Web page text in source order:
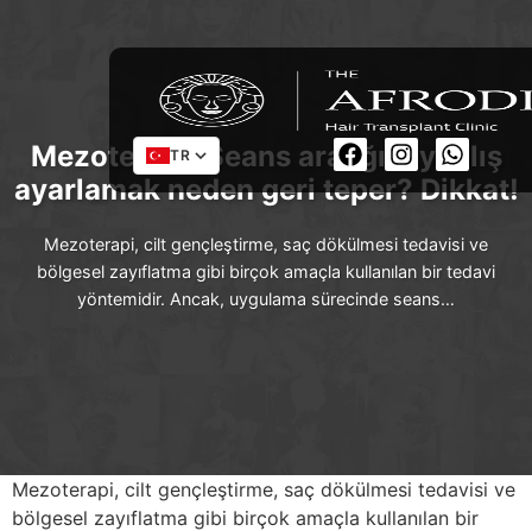
TR
Mezoterapi: Seans aralığını yanlış
ayarlamak neden geri teper? Dikkat!
Mezoterapi, cilt gençleştirme, saç dökülmesi tedavisi ve
bölgesel zayıflatma gibi birçok amaçla kullanılan bir tedavi
yöntemidir. Ancak, uygulama sürecinde seans…
Mezoterapi, cilt gençleştirme, saç dökülmesi tedavisi ve
bölgesel zayıflatma gibi birçok amaçla kullanılan bir